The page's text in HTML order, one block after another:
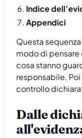
Indice
Appendici
Questa
modo di
cosa stanno
responsabile.
controllo
Dalle